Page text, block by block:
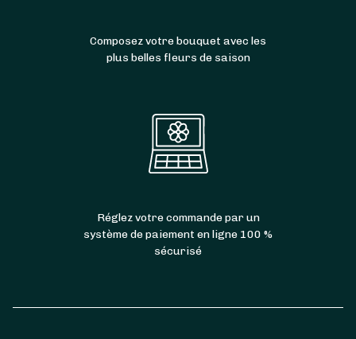
Composez votre bouquet avec les
plus belles fleurs de saison
Réglez votre commande par un
système de paiement en ligne 100 %
sécurisé